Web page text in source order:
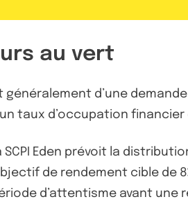
au vert
généralement d’une
taux d’occupation financier
SCPI Eden prévoit la
de rendement cible de
d’attentisme avant une